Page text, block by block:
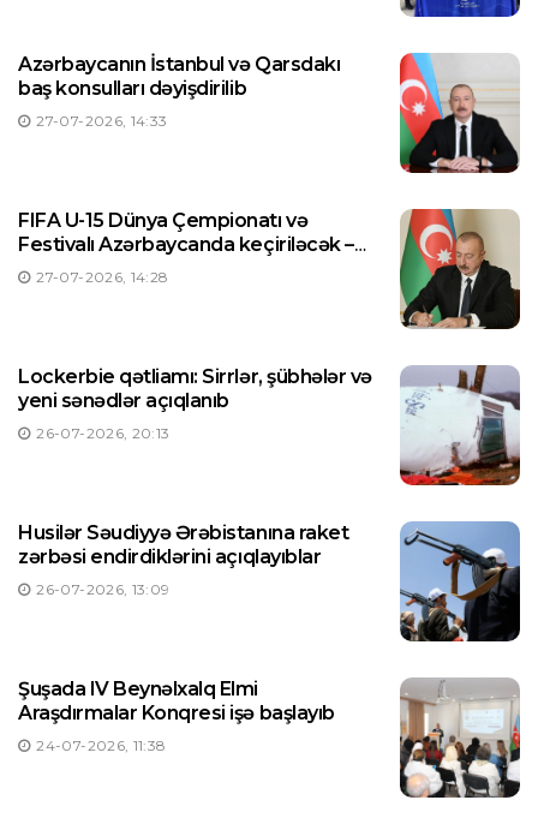
Azərbaycanın İstanbul və Qarsdakı
baş konsulları dəyişdirilib
27-07-2026, 14:33
FIFA U-15 Dünya Çempionatı və
Festivalı Azərbaycanda keçiriləcək –
Prezident Sərəncam imzaladı
27-07-2026, 14:28
Lockerbie qətliamı: Sirrlər, şübhələr və
yeni sənədlər açıqlanıb
26-07-2026, 20:13
Husilər Səudiyyə Ərəbistanına raket
zərbəsi endirdiklərini açıqlayıblar
26-07-2026, 13:09
Şuşada IV Beynəlxalq Elmi
Araşdırmalar Konqresi işə başlayıb
24-07-2026, 11:38